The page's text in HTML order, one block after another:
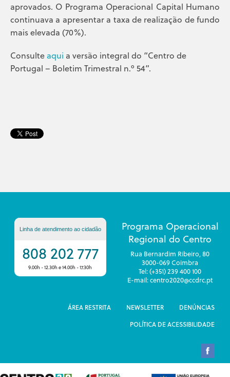
aprovados. O Programa Operacional Capital Humano
continuava a apresentar a taxa de realização de fundo
mais elevada (70%).
Consulte aqui a versão integral do “Centro de
Portugal – Boletim Trimestral n.º 54”.
Linha de atendimento ao cidadão
808 202 777
9.00h - 12.30h e 14.00h - 17.30h
Programa Operacional
Regional do Centro
Rua Bernardim Ribeiro, 80
3000-069 Coimbra
Tel: (+351) 239 400 100
E-mail: centro2020@ccdrc.pt
ÁREA RESTRITA NEWSLETTER
DENÚNCIAS
POLÍTICA DE ACESSIBILIDADE